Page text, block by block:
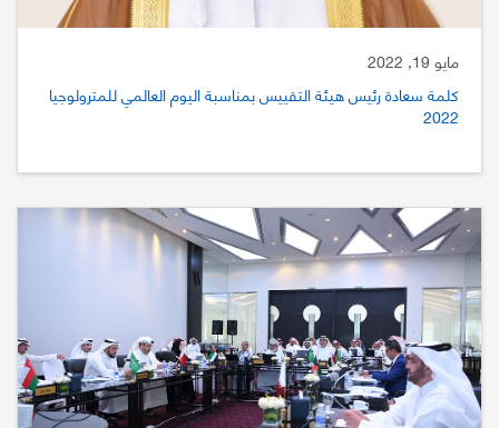
مايو 19, 2022
كلمة سعادة رئيس هيئة التقييس بمناسبة اليوم العالمي للمترولوجيا
2022